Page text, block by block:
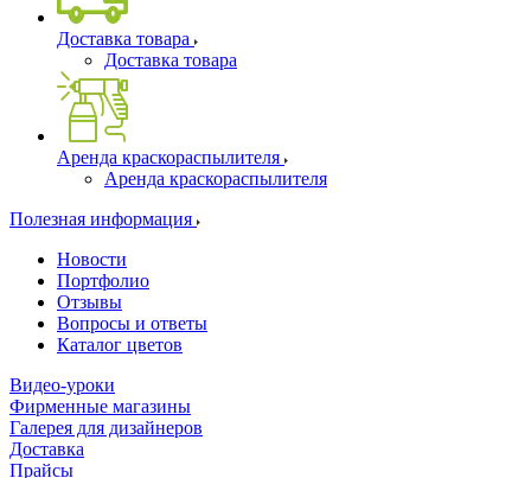
Доставка товара
Доставка товара
Аренда краскораспылителя
Аренда краскораспылителя
Полезная информация
Новости
Портфолио
Отзывы
Вопросы и ответы
Каталог цветов
Видео-уроки
Фирменные магазины
Галерея для дизайнеров
Доставка
Прайсы